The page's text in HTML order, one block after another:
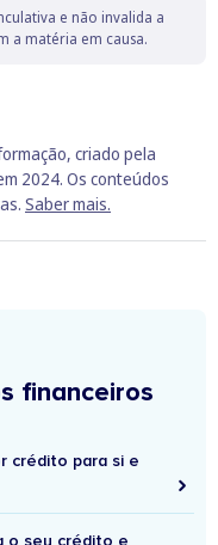
e não invalida a
a matéria em causa.
criado pela
2024. Os conteúdos
Saber mais.
financeiros
crédito para si e